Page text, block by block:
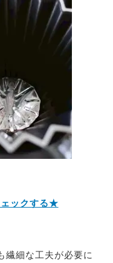
ックする★
繊細な工夫が必要に